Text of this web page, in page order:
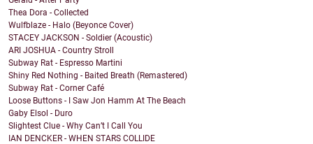
Thea Dora - Collected
Wulfblaze - Halo (Beyonce Cover)
STACEY JACKSON - Soldier (Acoustic)
ARI JOSHUA - Country Stroll
Subway Rat - Espresso Martini
Shiny Red Nothing - Baited Breath (Remastered)
Subway Rat - Corner Café
Loose Buttons - I Saw Jon Hamm At The Beach
Gaby Elsol - Duro
Slightest Clue - Why Can’t I Call You
IAN DENCKER - WHEN STARS COLLIDE